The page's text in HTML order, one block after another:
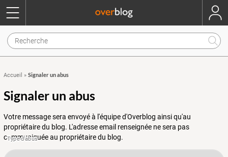
Accueil » Signaler un abus
Signaler un abus
Votre message sera envoyé à l'équipe d'Overblog ainsi qu'au
propriétaire du blog. L'adresse email renseignée ne sera pas
communiquée au propriétaire du blog.